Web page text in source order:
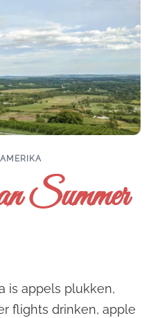
is appels plukken,
flights drinken, apple